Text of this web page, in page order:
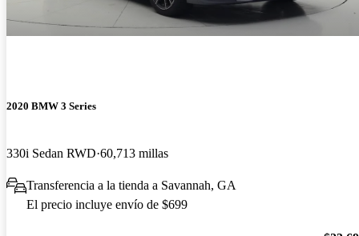
2020 BMW 3 Series
330i Sedan RWD 60,713 millas
Transferencia a la tienda a Savannah, GA
El precio incluye envío de $699